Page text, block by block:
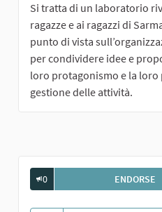
Si tratta di un laboratorio
ragazze e ai ragazzi di
punto di vista
per condividere idee e
loro protagonismo e la
gestione delle attività.
0 ENDORSE